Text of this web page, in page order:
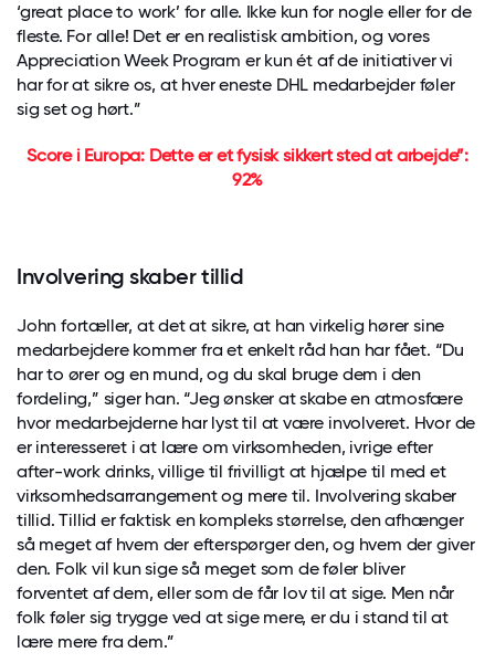
‘great place to work’ for alle. Ikke kun for nogle eller for de
fleste. For alle! Det er en realistisk ambition, og vores
Appreciation Week Program er kun ét af de initiativer vi
har for at sikre os, at hver eneste DHL medarbejder føler
sig set og hørt.”
Score i Europa: Dette er et fysisk sikkert sted at arbejde”:
92%
Involvering skaber tillid
John fortæller, at det at sikre, at han virkelig hører sine
medarbejdere kommer fra et enkelt råd han har fået. “Du
har to ører og en mund, og du skal bruge dem i den
fordeling,” siger han. “Jeg ønsker at skabe en atmosfære
hvor medarbejderne har lyst til at være involveret. Hvor de
er interesseret i at lære om virksomheden, ivrige efter
after-work drinks, villige til frivilligt at hjælpe til med et
virksomhedsarrangement og mere til. Involvering skaber
tillid. Tillid er faktisk en kompleks størrelse, den afhænger
så meget af hvem der efterspørger den, og hvem der giver
den. Folk vil kun sige så meget som de føler bliver
forventet af dem, eller som de får lov til at sige. Men når
folk føler sig trygge ved at sige mere, er du i stand til at
lære mere fra dem.”